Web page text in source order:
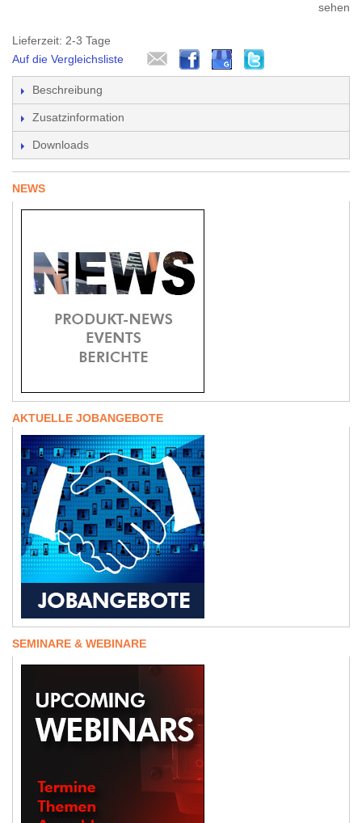
sehen
Lieferzeit: 2-3 Tage
Auf die Vergleichsliste
Beschreibung
Zusatzinformation
Downloads
NEWS
AKTUELLE JOBANGEBOTE
SEMINARE & WEBINARE